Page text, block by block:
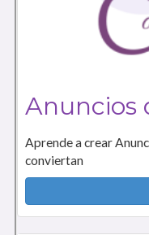
Anuncios
Aprende a crear
conviertan